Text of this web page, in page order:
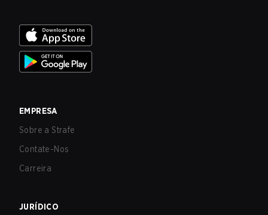
EMPRESA
Sobre a Strafe
Contate-Nos
Carreira
JURÍDICO